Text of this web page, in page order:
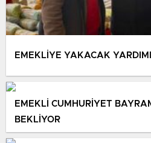
EMEKLİYE YAKACAK YARDIMI
EMEKLİ CUMHURİYET
BEKLİYOR